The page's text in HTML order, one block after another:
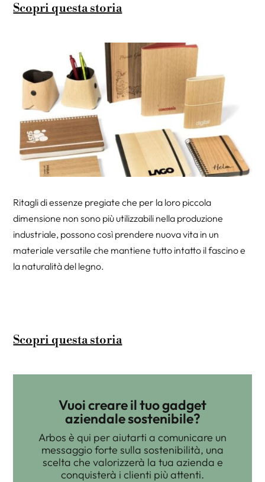
Scopri questa storia
Ritagli di essenze pregiate che per la loro piccola
dimensione non sono più utilizzabili nella produzione
industriale, possono così prendere nuova vita in un
materiale versatile che mantiene tutto intatto il fascino e
la naturalità del legno.
Scopri questa storia
Vuoi creare il tuo gadget
aziendale sostenibile?
Arbos è qui per aiutarti a comunicare un
messaggio forte sulla sostenibilità, una
scelta che valorizzerà la tua azienda e
conquisterà i clienti più attenti.